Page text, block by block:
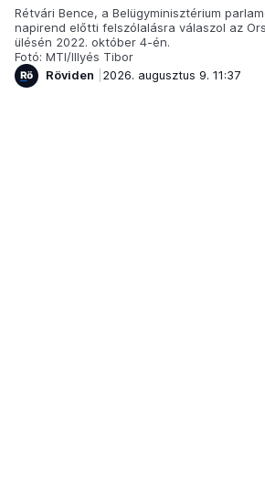
Rétvári Bence, a Belügyminisztérium
napirend előtti felszólalásra válaszol az
ülésén 2022. október 4-én.
Fotó: MTI/Illyés Tibor
Röviden
2026. augusztus 9. 11:37